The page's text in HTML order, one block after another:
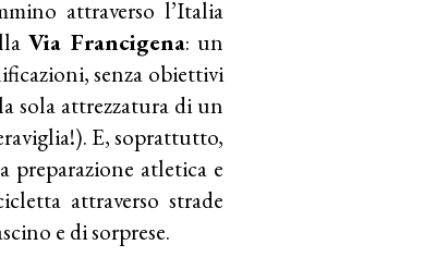
attraverso l’Italia
Via Francigena: un
senza obiettivi
sola attrezzatura di un
E, soprattutto,
preparazione atletica e
attraverso strade
e di sorprese.